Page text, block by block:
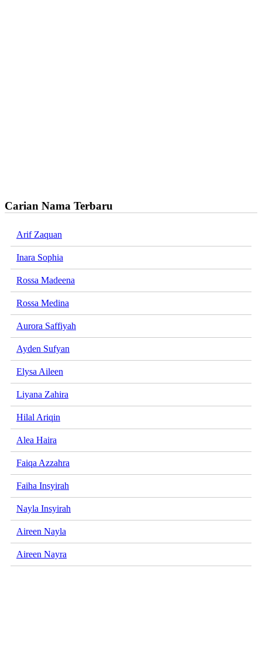
Carian Nama Terbaru
Arif Zaquan
Inara Sophia
Rossa Madeena
Rossa Medina
Aurora Saffiyah
Ayden Sufyan
Elysa Aileen
Liyana Zahira
Hilal Ariqin
Alea Haira
Faiqa Azzahra
Faiha Insyirah
Nayla Insyirah
Aireen Nayla
Aireen Nayra